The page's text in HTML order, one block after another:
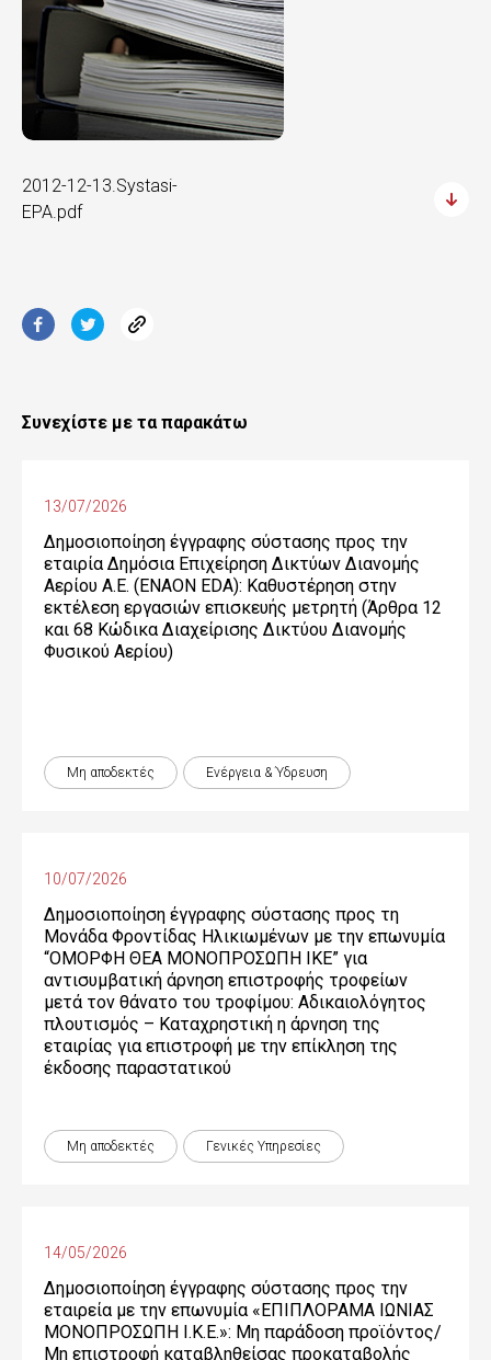
2012-12-13.Systasi-
EPA.pdf
Συνεχίστε με τα παρακάτω
13/07/2026
Δημοσιοποίηση έγγραφης σύστασης προς την
εταιρία Δημόσια Επιχείρηση Δικτύων Διανομής
Αερίου Α.Ε. (ENAON EDA): Καθυστέρηση στην
εκτέλεση εργασιών επισκευής μετρητή (Άρθρα 12
και 68 Κώδικα Διαχείρισης Δικτύου Διανομής
Φυσικού Αερίου)
Μη αποδεκτές Ενέργεια & Ύδρευση
10/07/2026
Δημοσιοποίηση έγγραφης σύστασης προς τη
Μονάδα Φροντίδας Ηλικιωμένων με την επωνυμία
“ΟΜΟΡΦΗ ΘΕΑ ΜΟΝΟΠΡΟΣΩΠΗ ΙΚΕ” για
αντισυμβατική άρνηση επιστροφής τροφείων
μετά τον θάνατο του τροφίμου: Αδικαιολόγητος
πλουτισμός – Καταχρηστική η άρνηση της
εταιρίας για επιστροφή με την επίκληση της
έκδοσης παραστατικού
Μη αποδεκτές Γενικές Yπηρεσίες
14/05/2026
Δημοσιοποίηση έγγραφης σύστασης προς την
εταιρεία με την επωνυμία «ΕΠΙΠΛΟΡΑΜΑ ΙΩΝΙΑΣ
ΜΟΝΟΠΡΟΣΩΠΗ Ι.Κ.Ε.»: Μη παράδοση προϊόντος/
Μη επιστροφή καταβληθείσας προκαταβολής